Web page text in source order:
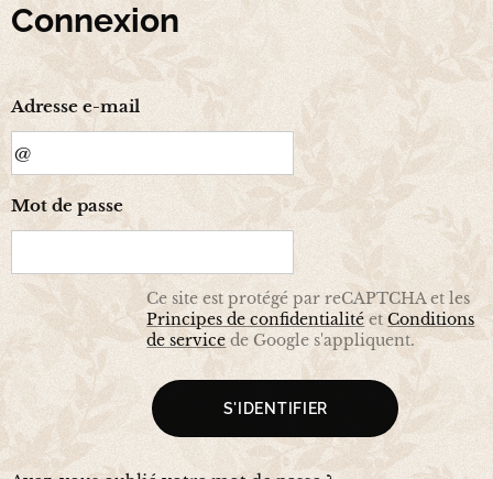
Connexion
Adresse e-mail
Mot de passe
Ce site est protégé par reCAPTCHA et les
Principes de confidentialitéetConditions
de servicede Google s'appliquent.
S'IDENTIFIER